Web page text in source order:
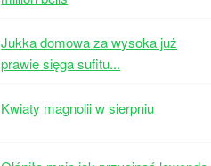
Jukka domowa za wysoka już
prawie sięga sufitu...
Kwiaty magnolii w sierpniu